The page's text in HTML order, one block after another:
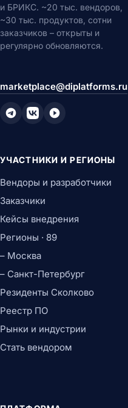
и БРИКС. ~20 тыс. вендоров,
~30 тыс. продуктов, сотни
заказчиков – открыты и
регулярно обновляются.
marketplace@diplatforms.ru
УЧАСТНИКИ И РЕГИОНЫ
Вендоры и разработчики
Заказчики
Кейсы внедрения
Регионы · 89
– Москва
– Санкт-Петербург
Резиденты Сколково
Реестр ПО
Рынки и индустрии
Стать вендором